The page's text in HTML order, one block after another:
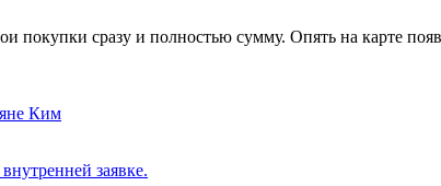
покупки сразу и полностью сумму. Опять на карте
Ким
заявке.